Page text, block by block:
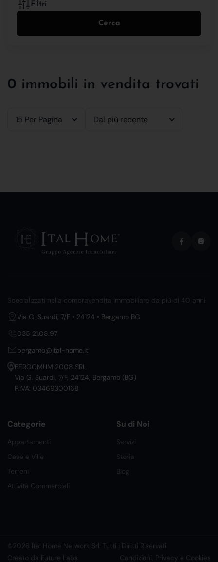
Filtri
Cerca
0 immobili in vendita trovati
15 Per Pagina Dal più recente
Specializzati nella compravendita immobiliare da più di 40 anni.
Via G. Suardi, 7/F • 24124 • Bergamo BG
035 21.08.97
bergamo@ital-home.it
BERGOMUM 2008 SRL
Via G. Suardi, 7/F, 24124, Bergamo (BG)
P.IVA: 03469300168
Categorie
Appartamenti
Case e Ville
Terreni
Attività Commerciali
Su di Noi
Servizi
Storia
Blog
©2026 Ital Home Network Srl. Tutti i Diritti Riservati.
Creato da Future Labs
Condizioni, Privacy e Cookies